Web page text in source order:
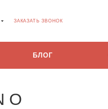
ЗАКАЗАТЬ ЗВОНОК
БЛОГ
О